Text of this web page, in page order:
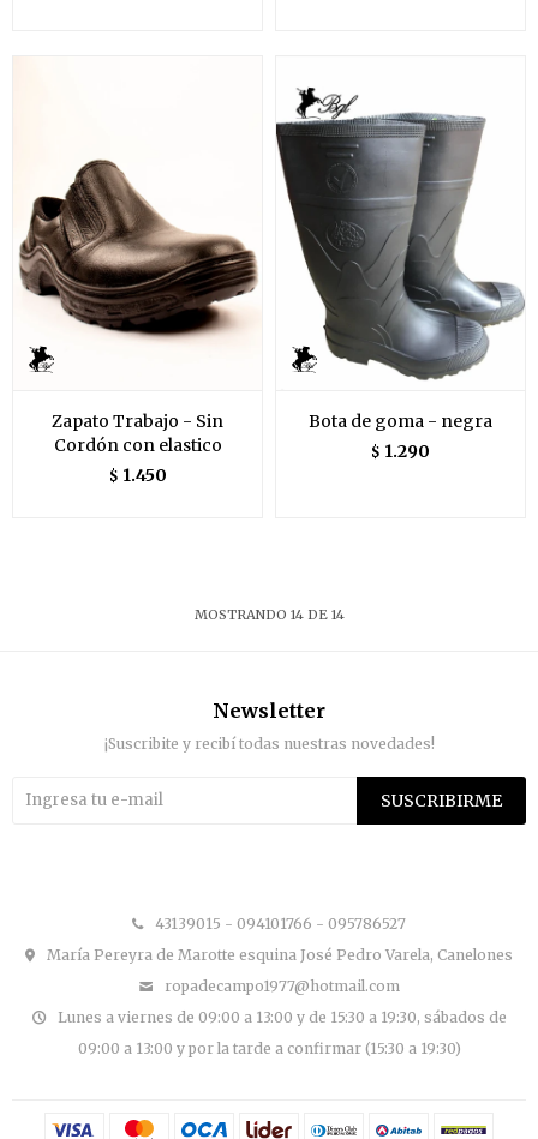
Zapato Trabajo - Sin
Cordón con elastico
$ 1.450
Bota de goma - negra
$ 1.290
MOSTRANDO 14DE 14
43139015 - 094101766 - 095786527
María Pereyra de Marotte esquina José Pedro Varela, Canelones
ropadecampo1977@hotmail.com
Lunes a viernes de 09:00 a 13:00 y de 15:30 a 19:30, sábados de
09:00 a 13:00 y por la tarde a confirmar (15:30 a 19:30)
Newsletter
¡Suscribite y recibí todas nuestras novedades!
SUSCRIBIRME